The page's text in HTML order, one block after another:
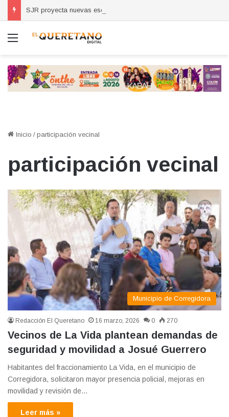
Menú
Inicio / participación vecinal
participación vecinal
Municipio de Corregidora
Redacción El Queretano 16 marzo, 2026 0 270
Vecinos de La Vida plantean demandas de
seguridad y movilidad a Josué Guerrero
Habitantes del fraccionamiento La Vida, en el municipio de
Corregidora, solicitaron mayor presencia policial, mejoras en
movilidad y revisión de…
Leer más »